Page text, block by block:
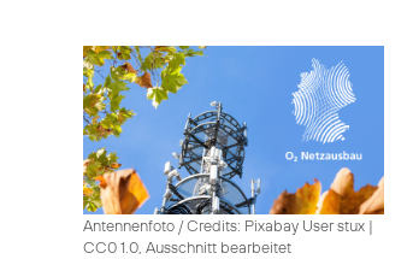
Antennenfoto / Credits: Pixabay User stux |
CC0 1.0, Ausschnitt bearbeitet